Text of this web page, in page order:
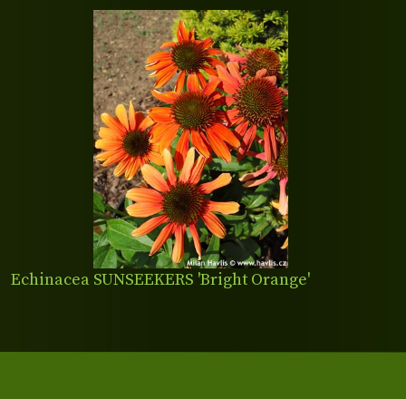
Echinacea SUNSEEKERS 'Bright Orange'